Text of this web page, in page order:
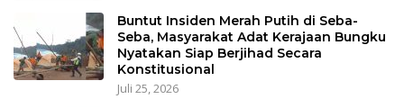
Buntut Insiden Merah Putih di Seba-
Seba, Masyarakat Adat Kerajaan Bungku
Nyatakan Siap Berjihad Secara
Konstitusional
Juli 25, 2026